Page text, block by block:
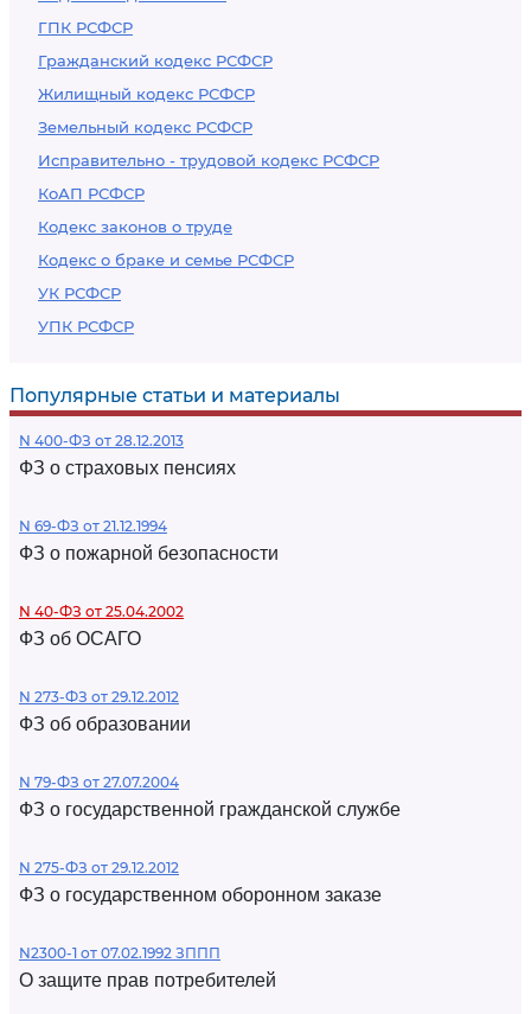
ГПК РСФСР
Гражданский кодекс РСФСР
Жилищный кодекс РСФСР
Земельный кодекс РСФСР
Исправительно - трудовой кодекс РСФСР
КоАП РСФСР
Кодекс законов о труде
Кодекс о браке и семье РСФСР
УК РСФСР
УПК РСФСР
Популярные статьи и материалы
N 400-ФЗ от 28.12.2013
ФЗ о страховых пенсиях
N 69-ФЗ от 21.12.1994
ФЗ о пожарной безопасности
N 40-ФЗ от 25.04.2002
ФЗ об ОСАГО
N 273-ФЗ от 29.12.2012
ФЗ об образовании
N 79-ФЗ от 27.07.2004
ФЗ о государственной гражданской службе
N 275-ФЗ от 29.12.2012
ФЗ о государственном оборонном заказе
N2300-1 от 07.02.1992 ЗППП
О защите прав потребителей